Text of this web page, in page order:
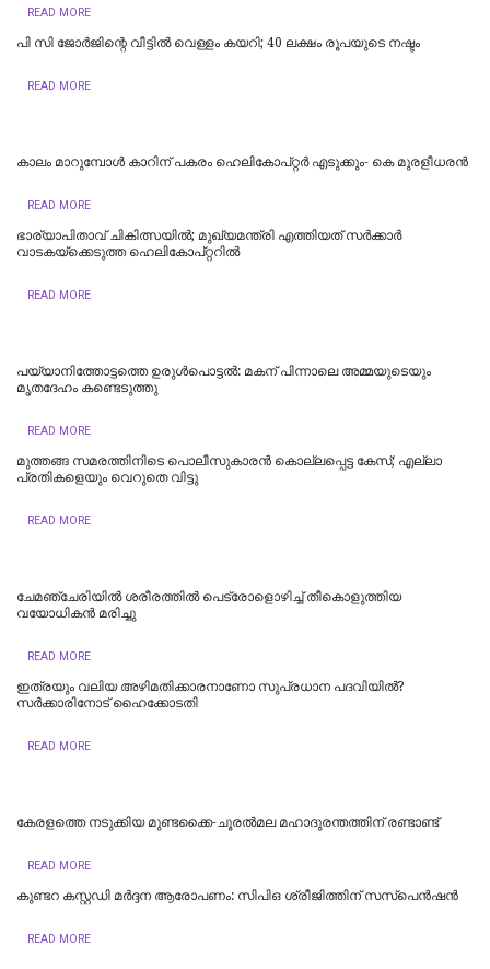
READ MORE
പി സി ജോര്‍ജിന്റെ വീട്ടില്‍ വെള്ളം കയറി; 40 ലക്ഷം രൂപയുടെ നഷ്ടം
READ MORE
കാലം മാറുമ്പോൾ കാറിന് പകരം ഹെലികോപ്റ്റർ എടുക്കും- കെ മുരളീധരന്‍
READ MORE
ഭാര്യാപിതാവ് ചികിത്സയിൽ; മുഖ്യമന്ത്രി എത്തിയത് സര്‍ക്കാര്‍
വാടകയ്‌ക്കെടുത്ത ഹെലികോപ്റ്ററില്‍
READ MORE
പയ്യാനിത്തോട്ടത്തെ ഉരുൾപൊട്ടൽ: മകന് പിന്നാലെ അമ്മയുടെയും
മൃതദേഹം കണ്ടെടുത്തു
READ MORE
മുത്തങ്ങ സമരത്തിനിടെ പൊലീസുകാരൻ കൊല്ലപ്പെട്ട കേസ്; എല്ലാ
പ്രതികളെയും വെറുതെ വിട്ടു
READ MORE
ചേമഞ്ചേരിയില്‍ ശരീരത്തില്‍ പെട്രോളൊഴിച്ച് തീകൊളുത്തിയ
വയോധികന്‍ മരിച്ചു
READ MORE
ഇത്രയും വലിയ അഴിമതിക്കാരനാണോ സുപ്രധാന പദവിയിൽ?
സർക്കാരിനോട് ഹൈക്കോടതി
READ MORE
കേരളത്തെ നടുക്കിയ മുണ്ടക്കൈ-ചൂരല്‍മല മഹാദുരന്തത്തിന് രണ്ടാണ്ട്
READ MORE
കുണ്ടറ കസ്റ്റഡി മര്‍ദ്ദന ആരോപണം: സിപിഒ ശ്രീജിത്തിന് സസ്‌പെന്‍ഷന്‍
READ MORE